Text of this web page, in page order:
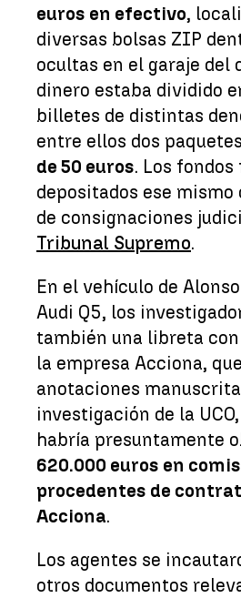
euros en efectivo,
diversas bolsas ZIP
ocultas en el garaje del
dinero estaba dividido
billetes de distintas
entre ellos dos
de 50 euros. Los fondos
depositados ese mismo
de consignaciones
Tribunal Supremo.
En el vehículo de
Audi Q5, los
también una libreta
la empresa Acciona,
anotaciones
investigación de la
habría presuntamente
620.000 euros en
procedentes de
Acciona.
Los agentes se
otros documentos